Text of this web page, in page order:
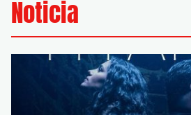
Noticia